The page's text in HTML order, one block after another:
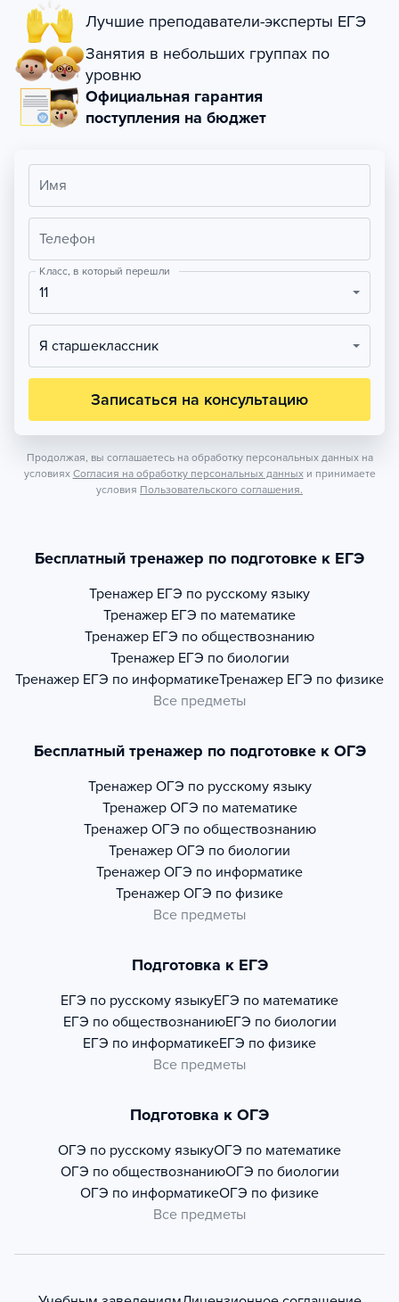
Лучшие преподаватели-эксперты ЕГЭ
Занятия в небольших группах по
уровню
Официальная гарантия
поступления на бюджет
Имя
Телефон
Класс, в который перешли
11
Я старшеклассник
Записаться на консультацию
Продолжая, вы соглашаетесь на обработку персональных данных на
условиях Согласия на обработку персональных данных и принимаете
условия Пользовательского соглашения.
Бесплатный тренажер по подготовке к ЕГЭ
Тренажер ЕГЭ по русскому языку
Тренажер ЕГЭ по математике
Тренажер ЕГЭ по обществознанию
Тренажер ЕГЭ по биологии
Тренажер ЕГЭ по информатикеТренажер ЕГЭ по физике
Все предметы
Бесплатный тренажер по подготовке к ОГЭ
Тренажер ОГЭ по русскому языку
Тренажер ОГЭ по математике
Тренажер ОГЭ по обществознанию
Тренажер ОГЭ по биологии
Тренажер ОГЭ по информатике
Тренажер ОГЭ по физике
Все предметы
Подготовка к ЕГЭ
ЕГЭ по русскому языкуЕГЭ по математике
ЕГЭ по обществознаниюЕГЭ по биологии
ЕГЭ по информатикеЕГЭ по физике
Все предметы
Подготовка к ОГЭ
ОГЭ по русскому языкуОГЭ по математике
ОГЭ по обществознаниюОГЭ по биологии
ОГЭ по информатикеОГЭ по физике
Все предметы